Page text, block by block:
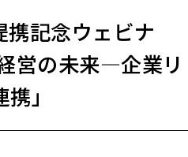
携記念ウェビナ
営の未来―企業リ
」